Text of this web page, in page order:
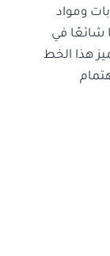
ومواد
شائعًا في
هذا الخط